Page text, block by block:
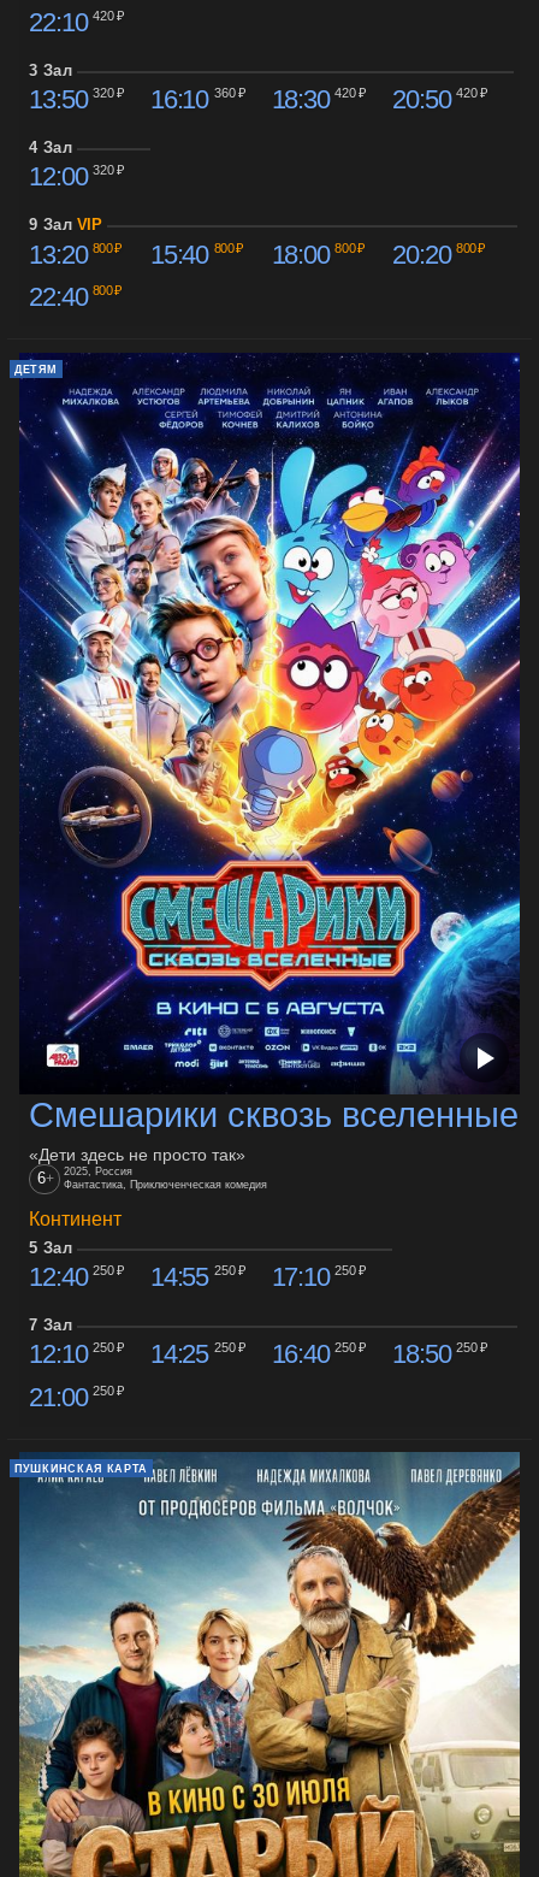
22:10 420 ₽
3 Зал
13:50 320 ₽ 16:10 360 ₽ 18:30 420 ₽ 20:50 420 ₽
4 Зал
12:00 320 ₽
9 ЗалVIP
13:20 800 ₽ 15:40 800 ₽ 18:00 800 ₽ 20:20 800 ₽
22:40 800 ₽
ДЕТЯМ
Смешарики сквозь вселенные
«Дети здесь не просто так»
6+
2025, Россия
Фантастика, Приключенческая комедия
Континент
5 Зал
12:40 250 ₽ 14:55 250 ₽ 17:10 250 ₽
7 Зал
12:10 250 ₽ 14:25 250 ₽ 16:40 250 ₽ 18:50 250 ₽
21:00 250 ₽
ПУШКИНСКАЯ КАРТА